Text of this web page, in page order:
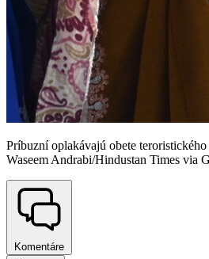
Príbuzní oplakávajú obete
Waseem Andrabi/Hindustan Times via
Komentáre